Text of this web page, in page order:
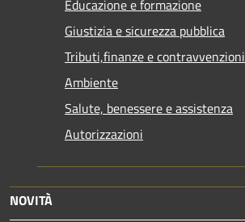
Educazione e formazione
Giustizia e sicurezza pubblica
Tributi,finanze e contravvenzioni
Ambiente
Salute, benessere e assistenza
Autorizzazioni
NOVITÀ